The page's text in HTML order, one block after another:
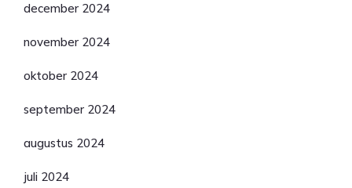
december 2024
november 2024
oktober 2024
september 2024
augustus 2024
juli 2024